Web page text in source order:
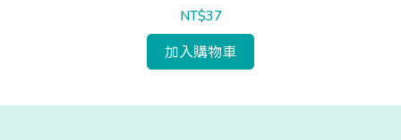
NT$37
加入購物車